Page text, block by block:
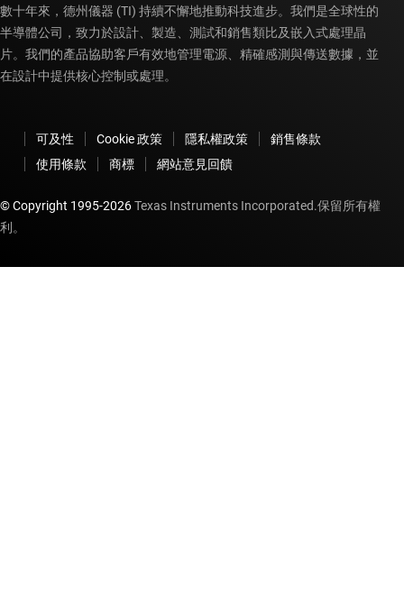
數十年來，德州儀器 (TI) 持續不懈地推動科技進步。我們是全球性的
半導體公司，致力於設計、製造、測試和銷售類比及嵌入式處理晶
片。我們的產品協助客戶有效地管理電源、精確感測與傳送數據，並
在設計中提供核心控制或處理。
可及性 Cookie 政策 隱私權政策
銷售條款
使用條款
商標 網站意見回饋
© Copyright 1995-2026Texas Instruments Incorporated.保留所有權
利。